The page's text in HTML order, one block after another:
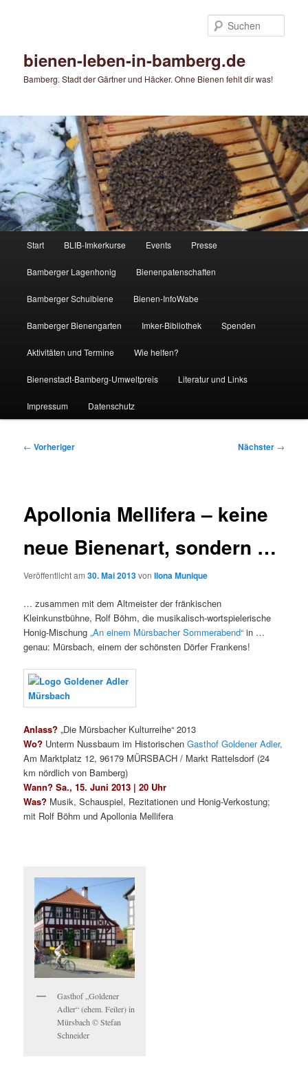
bienen-leben-in-bamberg.de
Bamberg. Stadt der Gärtner und Häcker. Ohne Bienen fehlt dir was!
Start BLIB-Imkerkurse Events Presse
Bamberger Lagenhonig Bienenpatenschaften
Bamberger Schulbiene Bienen-InfoWabe
Bamberger Bienengarten Imker-Bibliothek Spenden
Aktivitäten und Termine Wie helfen?
Bienenstadt-Bamberg-Umweltpreis Literatur und Links
Impressum Datenschutz
Beitragsnavigation
← Vorheriger Nächster →
Apollonia Mellifera – keine
neue Bienenart, sondern …
Veröffentlicht am30. Mai 2013vonIlona Munique
… zusammen mit dem Altmeister der fränkischen
Kleinkunstbühne, Rolf Böhm, die musikalisch-wortspielerische
Honig-Mischung„An einem Mürsbacher Sommerabend“ in …
genau: Mürsbach, einem der schönsten Dörfer Frankens!
Anlass? „Die Mürsbacher Kulturreihe“ 2013
Wo? Unterm Nussbaum im HistorischenGasthof Goldener Adler,
Am Marktplatz 12, 96179 MÜRSBACH / Markt Rattelsdorf (24
km nördlich von Bamberg)
Wann? Sa., 15. Juni 2013 | 20 Uhr
Was? Musik, Schauspiel, Rezitationen und Honig-Verkostung;
mit Rolf Böhm und Apollonia Mellifera
Gasthof „Goldener
Adler“ (ehem. Feiler) in
Mürsbach © Stefan
Schneider